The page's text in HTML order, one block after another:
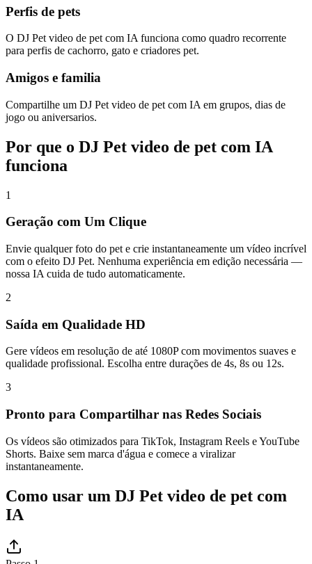
Perfis de pets
O DJ Pet video de pet com IA funciona como quadro recorrente
para perfis de cachorro, gato e criadores pet.
Amigos e familia
Compartilhe um DJ Pet video de pet com IA em grupos, dias de
jogo ou aniversarios.
Por que o DJ Pet video de pet com IA
funciona
1
Geração com Um Clique
Envie qualquer foto do pet e crie instantaneamente um vídeo incrível
com o efeito DJ Pet. Nenhuma experiência em edição necessária —
nossa IA cuida de tudo automaticamente.
2
Saída em Qualidade HD
Gere vídeos em resolução de até 1080P com movimentos suaves e
qualidade profissional. Escolha entre durações de 4s, 8s ou 12s.
3
Pronto para Compartilhar nas Redes Sociais
Os vídeos são otimizados para TikTok, Instagram Reels e YouTube
Shorts. Baixe sem marca d'água e comece a viralizar
instantaneamente.
Como usar um DJ Pet video de pet com
IA